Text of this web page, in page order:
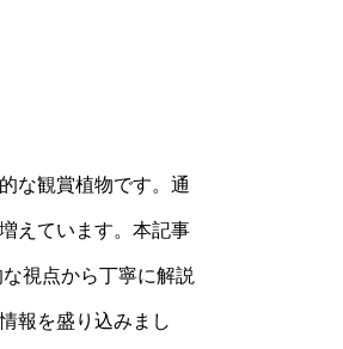
な観賞植物です。通
えています。本記事
視点から丁寧に解説
報を盛り込みまし